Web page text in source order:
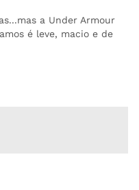
a Under Armour
é leve, macio e de